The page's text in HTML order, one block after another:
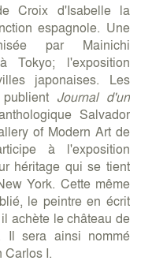
Croix d'Isabelle la
espagnole. Une
par Mainichi
Tokyo; l'exposition
japonaises. Les
Journal d'un
Salvador
of Modern Art de
à l'exposition
héritage qui se tient
York. Cette même
le peintre en écrit
achète le château de
Il sera ainsi nommé
Carlos I.